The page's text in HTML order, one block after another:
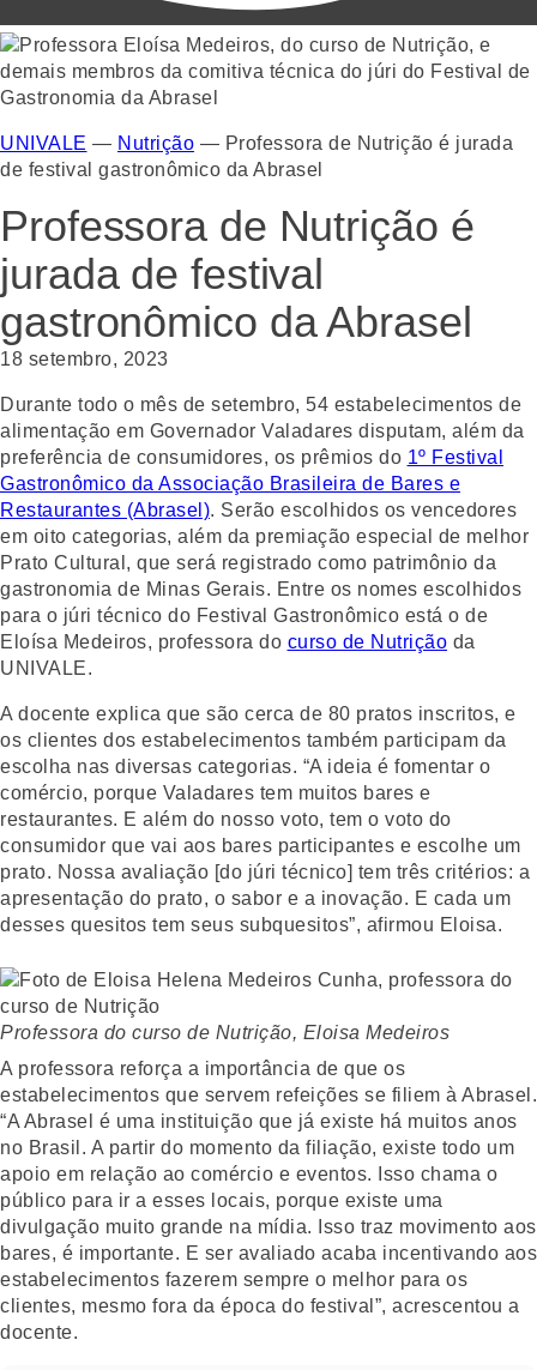
UNIVALE — Nutrição — Professora de Nutrição é jurada
de festival gastronômico da Abrasel
Professora de Nutrição é
jurada de festival
gastronômico da Abrasel
18 setembro, 2023
Durante todo o mês de setembro, 54 estabelecimentos de
alimentação em Governador Valadares disputam, além da
preferência de consumidores, os prêmios do 1º Festival
Gastronômico da Associação Brasileira de Bares e
Restaurantes (Abrasel). Serão escolhidos os vencedores
em oito categorias, além da premiação especial de melhor
Prato Cultural, que será registrado como patrimônio da
gastronomia de Minas Gerais. Entre os nomes escolhidos
para o júri técnico do Festival Gastronômico está o de
Eloísa Medeiros, professora do curso de Nutrição da
UNIVALE.
A docente explica que são cerca de 80 pratos inscritos, e
os clientes dos estabelecimentos também participam da
escolha nas diversas categorias. “A ideia é fomentar o
comércio, porque Valadares tem muitos bares e
restaurantes. E além do nosso voto, tem o voto do
consumidor que vai aos bares participantes e escolhe um
prato. Nossa avaliação [do júri técnico] tem três critérios: a
apresentação do prato, o sabor e a inovação. E cada um
desses quesitos tem seus subquesitos”, afirmou Eloisa.
Professora do curso de Nutrição, Eloisa Medeiros
A professora reforça a importância de que os
estabelecimentos que servem refeições se filiem à Abrasel.
“A Abrasel é uma instituição que já existe há muitos anos
no Brasil. A partir do momento da filiação, existe todo um
apoio em relação ao comércio e eventos. Isso chama o
público para ir a esses locais, porque existe uma
divulgação muito grande na mídia. Isso traz movimento aos
bares, é importante. E ser avaliado acaba incentivando aos
estabelecimentos fazerem sempre o melhor para os
clientes, mesmo fora da época do festival”, acrescentou a
docente.